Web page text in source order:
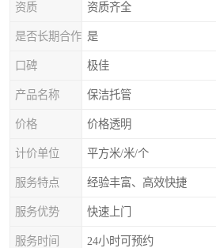
资质 资质齐全
是否长期合作 是
口碑 极佳
产品名称 保洁托管
价格 价格透明
计价单位 平方米/米/个
服务特点 经验丰富、高效快捷
服务优势 快速上门
服务时间 24小时可预约